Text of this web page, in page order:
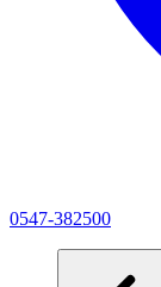
0547-382500